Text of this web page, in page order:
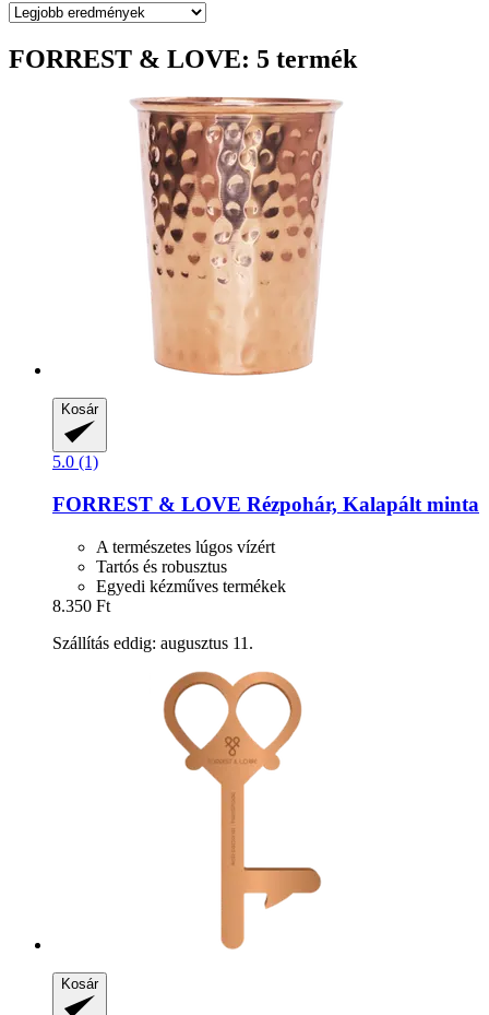
FORREST & LOVE: 5 termék
Kosár
5.0 (1)
FORREST & LOVE Rézpohár, Kalapált minta
A természetes lúgos vízért
Tartós és robusztus
Egyedi kézműves termékek
8.350 Ft
Szállítás eddig: augusztus 11.
Kosár